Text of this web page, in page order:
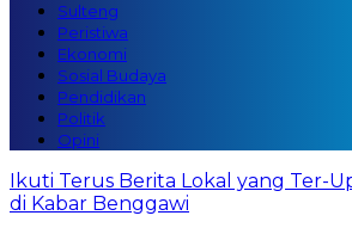
Sulteng
Peristiwa
Ekonomi
Sosial Budaya
Pendidikan
Politik
Opini
Ikuti Terus Berita Lokal yang Ter-
di Kabar Benggawi